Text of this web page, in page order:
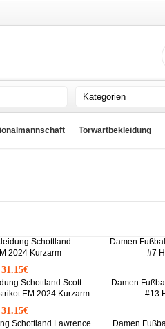
Torwartbekleidung
Schottland
2024 Kurzarm
31.15€
Damen
#7
Schottland Scott
EM 2024 Kurzarm
31.15€
Damen
#13
Schottland Lawrence
Damen